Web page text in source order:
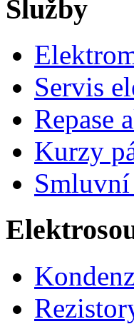
Služby
Servis
Repase
Kurzy
Smluvní